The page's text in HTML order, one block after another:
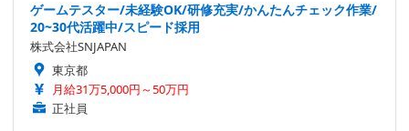
ゲームテスター/未経験OK/研修充実/かんたんチェック作業/
20~30代活躍中/スピード採用
株式会社SNJAPAN
東京都
月給31万5,000円～50万円
正社員